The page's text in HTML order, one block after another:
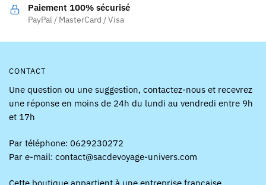
page
du
Paiement 100% sécurisé
PayPal / MasterCard / Visa
CONTACT
Une question ou une suggestion, contactez-nous et recevrez
une réponse en moins de 24h du lundi au vendredi entre 9h
et 17h
Par téléphone: 0629230272
Par e-mail: contact@sacdevoyage-univers.com